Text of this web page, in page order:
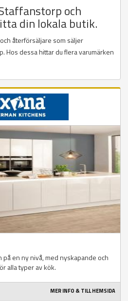
och
din lokala butik.
återförsäljare som säljer
Hos dessa hittar du flera varumärken
en ny nivå, med nyskapande och
alla typer av kök.
MER INFO & TILL HEMSIDA